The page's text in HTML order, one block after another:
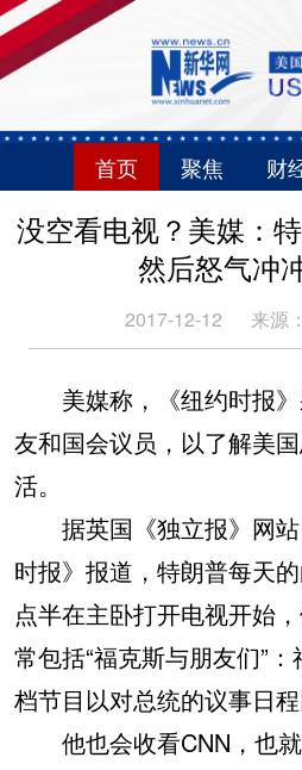
首页 聚焦 财
没空看电视？美媒：
然后怒气冲
2017-12-12 来源：
美媒称，《纽约时报》
友和国会议员，以了解美
活。
据英国《独立报》网站
时报》报道，特朗普每天
点半在主卧打开电视开始
常包括“福克斯与朋友们”
档节目以对总统的议事日程
他也会收看CNN，也就